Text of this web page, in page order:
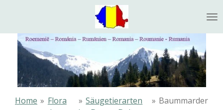
naar
hoofdinhoud
Home » Flora
» Säugetierarten
» Baummarder